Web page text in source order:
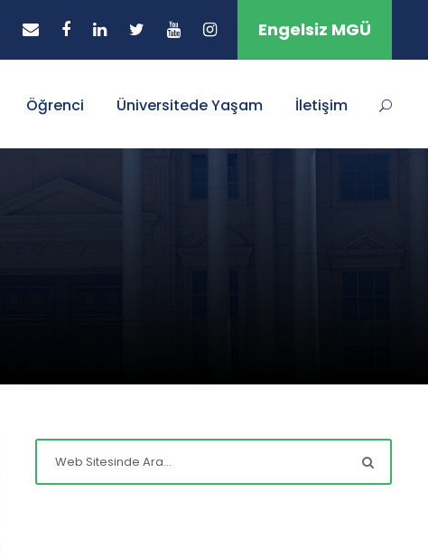
Engelsiz MGÜ
Öğrenci Üniversitede Yaşam İletişim